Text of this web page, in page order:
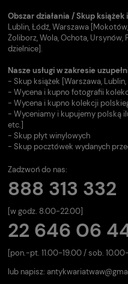
Obszar działania / Skup
Lublin, Łódź, Warszawa
Żoliborz, Wola, Ochota, Ursynów,
dzielnice].
Nasze usługi w zakresie
- Skup książek [Warszawa, Lublin,
- Wycena i kupno fotografii
- Wycena i kupno kolekcji
- Wyceniamy i kupujemy polską
etc.]
- Skup płyt winylowych
- Skup pocztówek wydanych
Zadzwoń do nas:
888 313 332
[w godz. 8.00-22.00]
22 646 06
[pon.-pt. 11.00-19.00 / sob.
lub napisz: